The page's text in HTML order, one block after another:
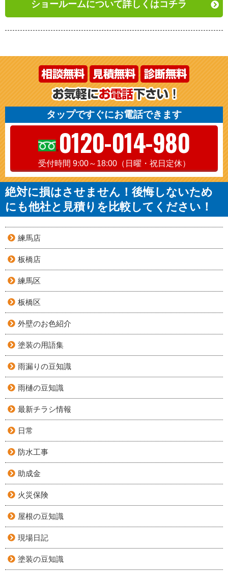
ショールームについて詳しくはコチラ
タップですぐにお電話できます
0120-014-980
受付時間 9:00～18:00（日曜・祝日定休）
絶対に損はさせません！後悔しないため
にも他社と見積りを比較してください！
練馬店
板橋店
練馬区
板橋区
外壁のお色紹介
塗装の用語集
雨漏りの豆知識
雨樋の豆知識
最新チラシ情報
日常
防水工事
助成金
火災保険
屋根の豆知識
現場日記
塗装の豆知識